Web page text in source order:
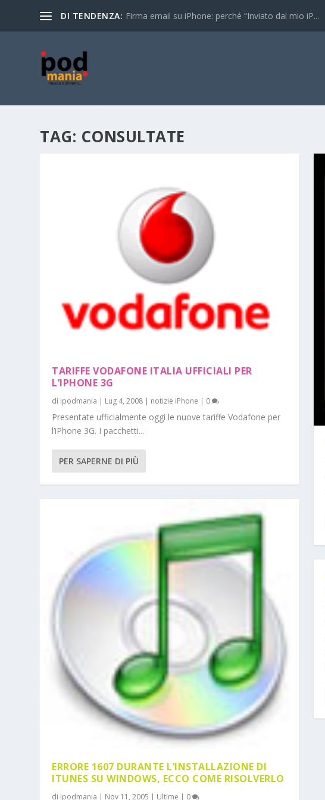
DI TENDENZA: Firma email su iPhone: perché “Inviato dal mio iP...
TAG: CONSULTATE
TARIFFE VODAFONE ITALIA UFFICIALI PER
L’IPHONE 3G
di ipodmania | Lug 4, 2008 | notizie iPhone | 0
Presentate ufficialmente oggi le nuove tariffe Vodafone per
l’iPhone 3G. I pacchetti...
PER SAPERNE DI PIÙ
ERRORE 1607 DURANTE L’INSTALLAZIONE DI
ITUNES SU WINDOWS, ECCO COME RISOLVERLO
di ipodmania | Nov 11, 2005 | Ultime | 0